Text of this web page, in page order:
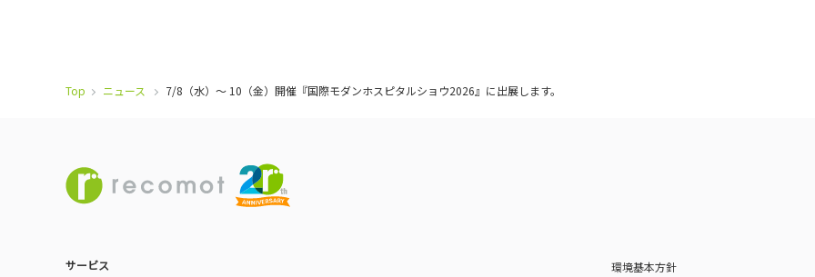
Top ニュース 7/8（水）～ 10（金）開催『国際モダンホスピタルショウ2026』に出展します。
サービス 環境基本方針